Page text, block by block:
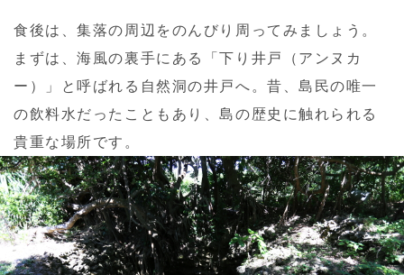
食後は、集落の周辺をのんびり周ってみましょう。
まずは、海風の裏手にある「下り井戸（アンヌカ
ー）」と呼ばれる自然洞の井戸へ。昔、島民の唯一
の飲料水だったこともあり、島の歴史に触れられる
貴重な場所です。